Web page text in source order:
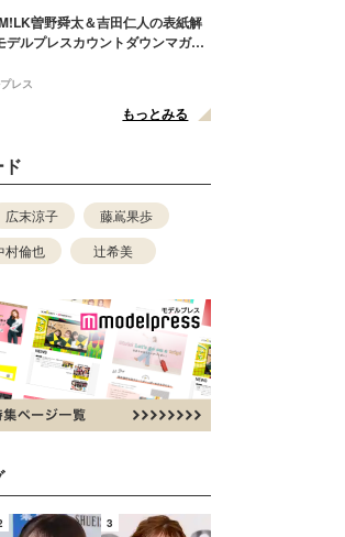
曽野舜太＆吉田仁人の表紙解
デルプレスカウントダウンマガジ
レス
もっとみる
広末涼子
藤嶌果歩
村倫也 辻希美
3